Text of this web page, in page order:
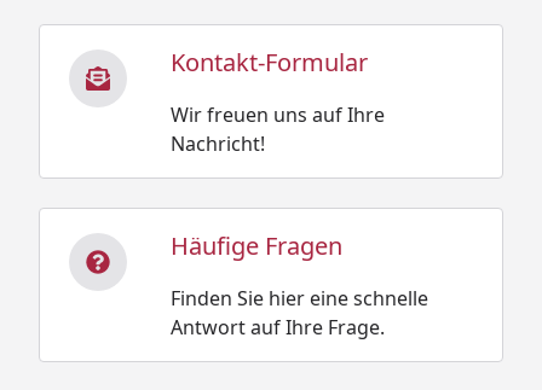
Kontakt-Formular
Wir freuen uns auf Ihre
Nachricht!
Häufige Fragen
Finden Sie hier eine schnelle
Antwort auf Ihre Frage.